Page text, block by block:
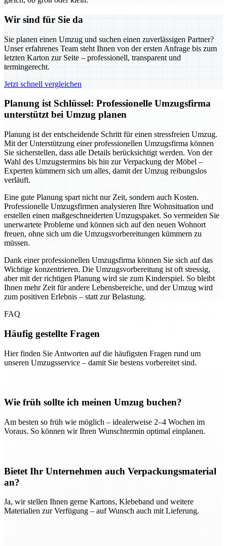
Wir sind für Sie da
Sie planen einen Umzug und suchen einen zuverlässigen Partner?
Unser erfahrenes Team steht Ihnen von der ersten Anfrage bis zum
letzten Karton zur Seite – professionell, transparent und
termingerecht.
Jetzt schnell vergleichen
Planung ist Schlüssel: Professionelle Umzugsfirma
unterstützt bei Umzug planen
Planung ist der entscheidende Schritt für einen stressfreien Umzug.
Mit der Unterstützung einer professionellen Umzugsfirma können
Sie sicherstellen, dass alle Details berücksichtigt werden. Von der
Wahl des Umzugstermins bis hin zur Verpackung der Möbel –
Experten kümmern sich um alles, damit der Umzug reibungslos
verläuft.
Eine gute Planung spart nicht nur Zeit, sondern auch Kosten.
Professionelle Umzugsfirmen analysieren Ihre Wohnsituation und
erstellen einen maßgeschneiderten Umzugspaket. So vermeiden Sie
unerwartete Probleme und können sich auf den neuen Wohnort
freuen, ohne sich um die Umzugsvorbereitungen kümmern zu
müssen.
Dank einer professionellen Umzugsfirma können Sie sich auf das
Wichtige konzentrieren. Die Umzugsvorbereitung ist oft stressig,
aber mit der richtigen Planung wird sie zum Kinderspiel. So bleibt
Ihnen mehr Zeit für andere Lebensbereiche, und der Umzug wird
zum positiven Erlebnis – statt zur Belastung.
FAQ
Häufig gestellte Fragen
Hier finden Sie Antworten auf die häufigsten Fragen rund um
unseren Umzugsservice – damit Sie bestens vorbereitet sind.
Wie früh sollte ich meinen Umzug buchen?
Am besten so früh wie möglich – idealerweise 2–4 Wochen im
Voraus. So können wir Ihren Wunschtermin optimal einplanen.
Bietet Ihr Unternehmen auch Verpackungsmaterial
an?
Ja, wir stellen Ihnen gerne Kartons, Klebeband und weitere
Materialien zur Verfügung – auf Wunsch auch mit Lieferung.